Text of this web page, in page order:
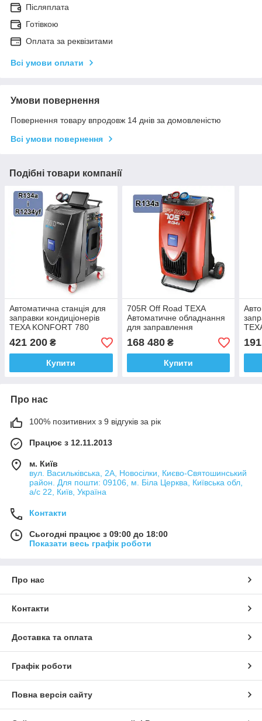
Післяплата
Готівкою
Оплата за реквізитами
Всі умови оплати
Умови повернення
Повернення товару впродовж 14 днів за домовленістю
Всі умови повернення
Подібні товари компанії
Автоматична станція для
заправки кондиціонерів
TEXA KONFORT 780
TOUCH BI-GAS
421 200 ₴
Купити
705R Off Road TEXA
Автоматичне обладнання
для заправлення
автокондиціонера
168 480₴
Купити
Про нас
100% позитивних з 9 відгуків за рік
Працює з 12.11.2013
м. Київ
вул. Васильківська, 2А, Новосілки, Києво-Святошинський
район. Для пошти: 09106, м. Біла Церква, Київська обл,
а/с 22, Київ, Україна
Контакти
Сьогодні працює з 09:00 до 18:00
Показати весь графік роботи
Про нас
Контакти
Доставка та оплата
Графік роботи
Повна версія сайту